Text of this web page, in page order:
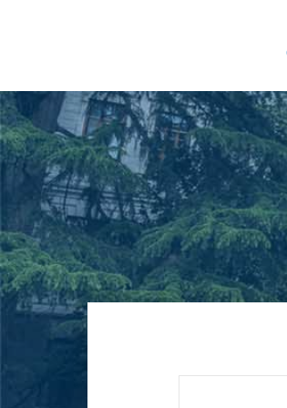
სახელობის თბილისის
სახელმწიფო